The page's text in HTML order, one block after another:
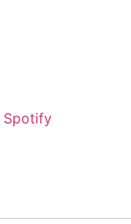
Spotify